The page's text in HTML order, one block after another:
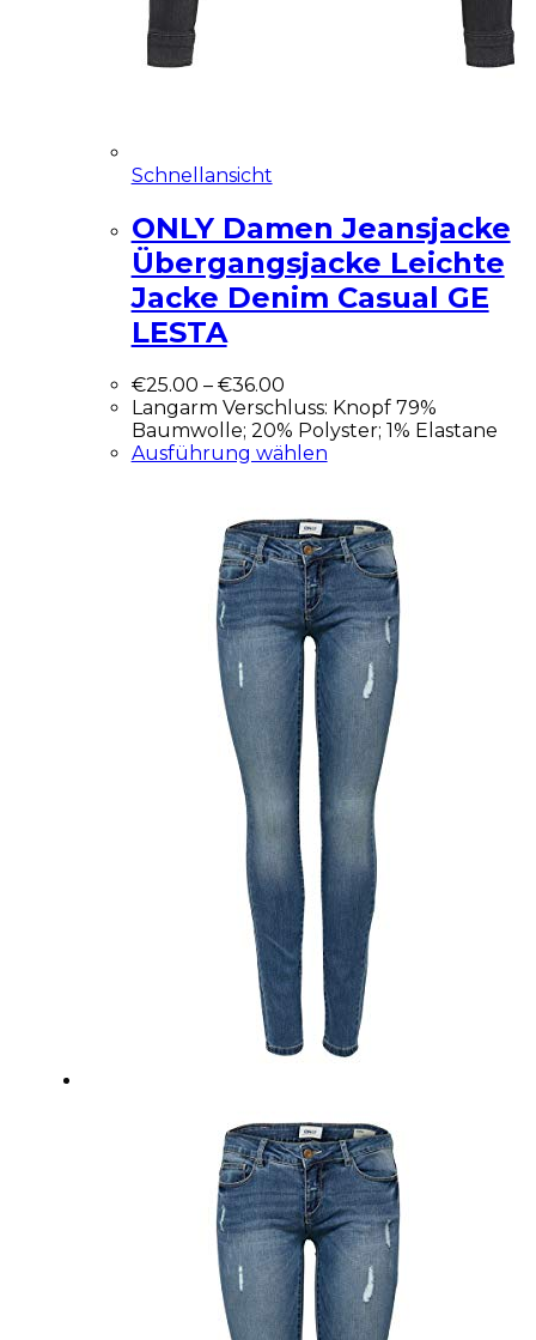
Schnellansicht
ONLY Damen Jeansjacke
Übergangsjacke Leichte
Jacke Denim Casual GE
LESTA
€25.00 – €36.00
Langarm Verschluss: Knopf 79%
Baumwolle; 20% Polyster; 1% Elastane
Ausführung wählen